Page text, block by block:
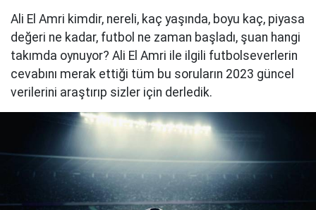
Ali El Amri kimdir, nereli, kaç yaşında, boyu kaç, piyasa
değeri ne kadar, futbol ne zaman başladı, şuan hangi
takımda oynuyor? Ali El Amri ile ilgili futbolseverlerin
cevabını merak ettiği tüm bu soruların 2023 güncel
verilerini araştırıp sizler için derledik.